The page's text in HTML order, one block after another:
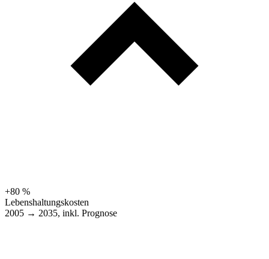
+80 %
Lebenshaltungskosten
2005 → 2035, inkl. Prognose